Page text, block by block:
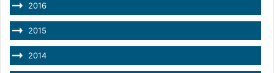
2016
2015
2014